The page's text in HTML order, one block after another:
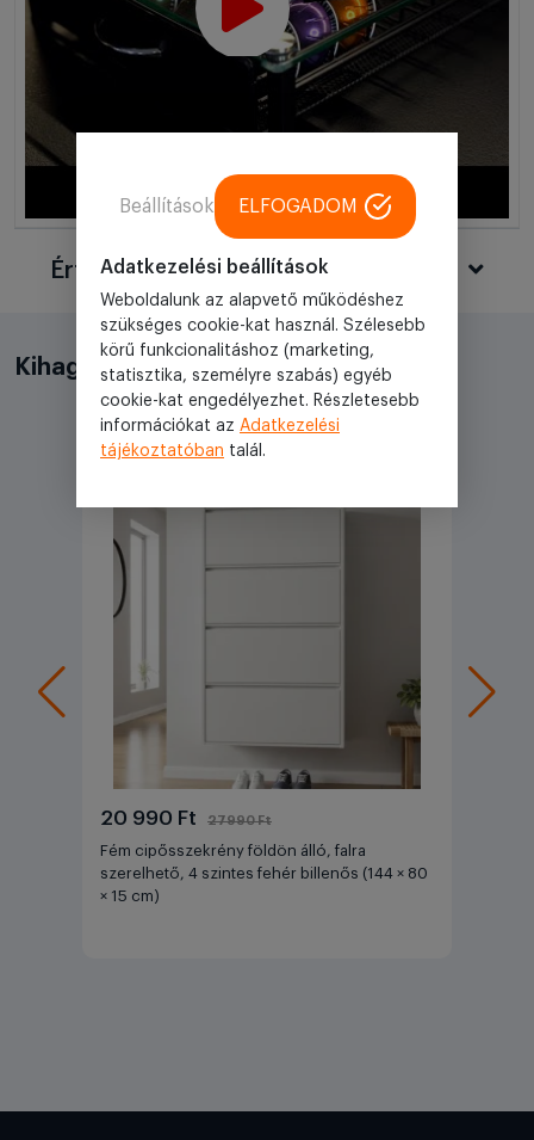
Értékelések
Kihagyhatatlan akciók
20 990 Ft 27990 Ft
Fém cipősszekrény földön álló, falra
szerelhető, 4 szintes fehér billenős (144 × 80
× 15 cm)
Adatkezelési beállítások
Weboldalunk az alapvető működéshez
szükséges cookie-kat használ. Szélesebb
körű funkcionalitáshoz (marketing,
statisztika, személyre szabás) egyéb
cookie-kat engedélyezhet. Részletesebb
információkat az Adatkezelési
tájékoztatóban talál.
Beállítások ELFOGADOM